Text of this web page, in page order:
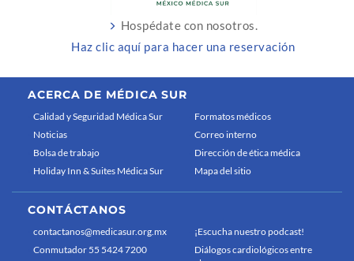
Hospédate con nosotros.
Haz clic aquí para hacer una reservación
ACERCA DE MÉDICA SUR
Calidad y Seguridad Médica Sur
Noticias
Bolsa de trabajo
Holiday Inn & Suites Médica Sur
Formatos médicos
Correo interno
Dirección de ética médica
Mapa del sitio
CONTÁCTANOS
contactanos@medicasur.org.mx
Conmutador 55 5424 7200
¡Escucha nuestro podcast!
Diálogos cardiológicos entre